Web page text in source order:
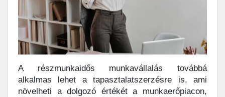
A részmunkaidős munkavállalás továbbá
alkalmas lehet a tapasztalatszerzésre is, ami
növelheti a dolgozó értékét a munkaerőpiacon,